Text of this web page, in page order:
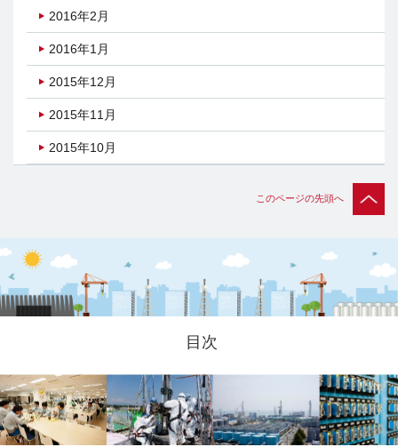
2016年2月
2016年1月
2015年12月
2015年11月
2015年10月
このページの先頭へ
目次